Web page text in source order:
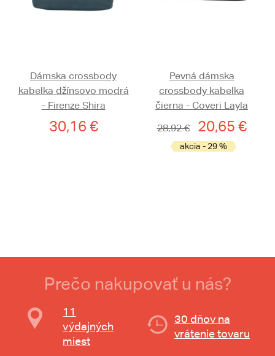
Dámska crossbody
kabelka džínsovo modrá
- Firenze Shira
30,16 €
Pevná dámska
crossbody kabelka
čierna - Coveri Layla
28,92 €
20,65 €
akcia - 29 %
Prečo nakupovať u nás?
11
výdajných
miest
30 dňov na
vrátenie tovaru